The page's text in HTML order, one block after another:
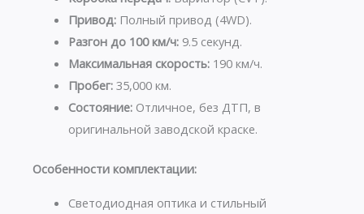
Привод:Полный привод (4WD).
Разгон до 100 км/ч:9.5 секунд.
Максимальная скорость:190 км/ч.
Пробег:35,000 км.
Состояние:Отличное, без ДТП, в
оригинальной заводской краске.
Особенности комплектации:
Светодиодная оптика и стильный